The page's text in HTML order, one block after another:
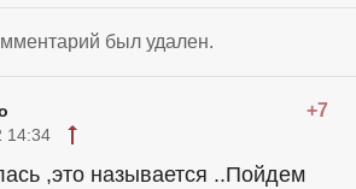
был удален.
+7
14:34
,это называется ..Пойдем